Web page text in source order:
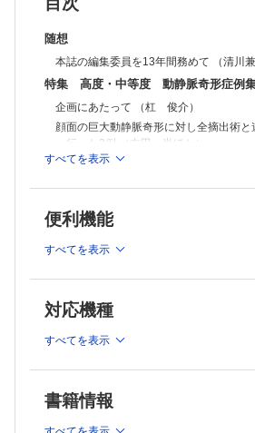
香ほか）
心臓カテーテル治療後に生じた右上腕放射
ほか）
神経線維腫症1型（レックリングハウゼン
した広背筋皮弁による乳房再建の1例 （田
PRS Vol.151 No.5 （清水史明）
随想
本誌の編集委員を13年間務めて （清川兼
特集 高度・中等度 動静脈奇形症例
企画にあたって （杠 俊介）
顔面の巨大動静脈奇形に対し全摘出術
行った3例 （右田 尚ほか）
塞栓硬化療法後に再増大を来たし拡大切
動静脈奇形の1例 （渡辺勇太ほか）
か）
塞栓硬化療法が有効であった耳介動静脈
耳下腺内に及んだ頬部動静脈奇形に対す
コラム：編集委員長コラム［第53回］
連載：みんなで考えよう！ 足病カンフ
すべてを表示
便利機能
すべてを表示
対応機種
すべてを表示
書籍情報